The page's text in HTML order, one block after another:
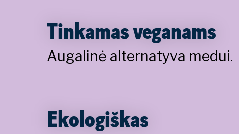
Tinkamas veganams
Augalinė alternatyva medui.
Ekologiškas